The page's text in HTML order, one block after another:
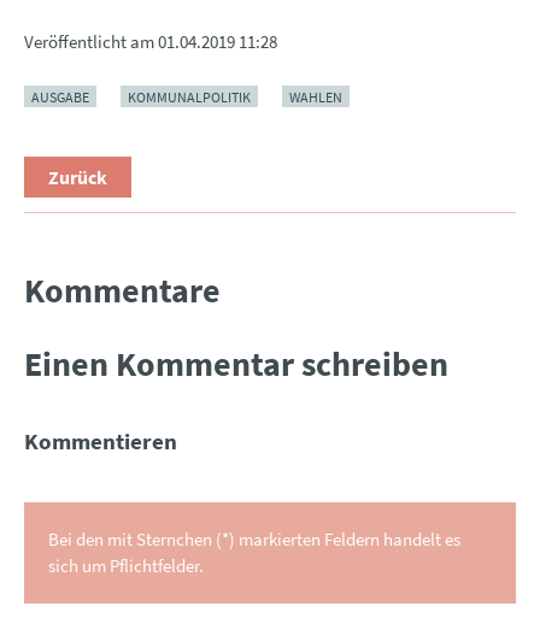
Veröffentlicht am01.04.2019 11:28
AUSGABE KOMMUNALPOLITIK WAHLEN
Zurück
Kommentare
Einen Kommentar schreiben
Kommentieren
Bei den mit Sternchen (*) markierten Feldern handelt es
sich um Pflichtfelder.